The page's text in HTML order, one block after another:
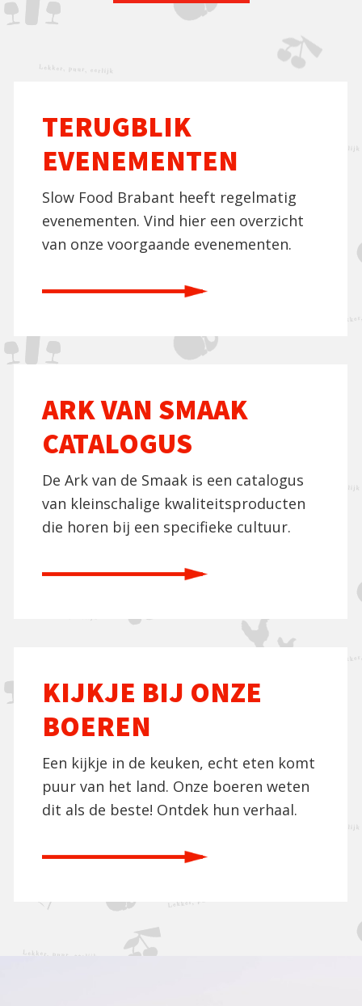
TERUGBLIK
EVENEMENTEN
Slow Food Brabant heeft regelmatig
evenementen. Vind hier een overzicht
van onze voorgaande evenementen.
ARK VAN SMAAK
CATALOGUS
De Ark van de Smaak is een catalogus
van kleinschalige kwaliteitsproducten
die horen bij een specifieke cultuur.
KIJKJE BIJ ONZE
BOEREN
Een kijkje in de keuken, echt eten komt
puur van het land. Onze boeren weten
dit als de beste! Ontdek hun verhaal.